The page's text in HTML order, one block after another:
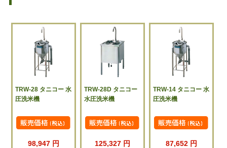
TRW-28 タニコー 水
圧洗米機
98,947 円
TRW-28D タニコー
水圧洗米機
125,327 円
TRW-14 タニコー 水
圧洗米機
87,652 円